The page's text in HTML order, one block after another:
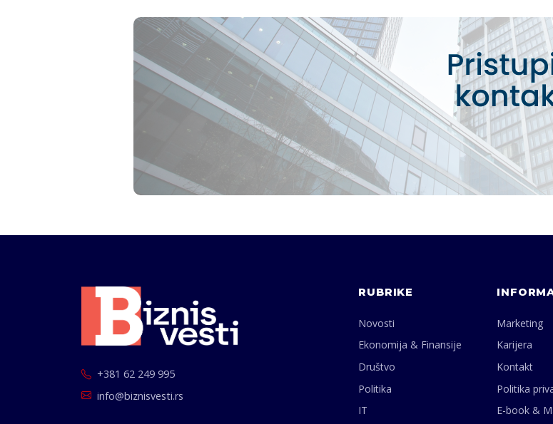
+381 62 249 995
info@biznisvesti.rs
RUBRIKE
Novosti
Ekonomija & Finansije
Društvo
Politika
IT
Marketing
Karijera
Kontakt
Politika
E-book &